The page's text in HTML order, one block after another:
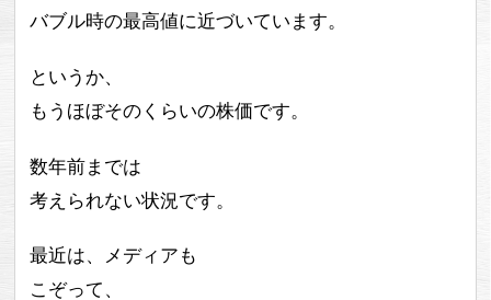
バブル時の最高値に近づいています。
というか、
もうほぼそのくらいの株価です。
数年前までは
考えられない状況です。
最近は、メディアも
こぞって、